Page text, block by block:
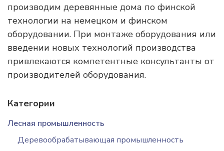
производим деревянные дома по финской
технологии на немецком и финском
оборудовании. При монтаже оборудования или
введении новых технологий производства
привлекаются компетентные консультанты от
производителей оборудования.
Категории
Лесная промышленность
Деревообрабатывающая промышленность